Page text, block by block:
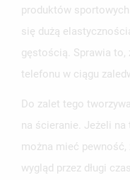
produktów
się dużą
gęstością. Sprawia to,
telefonu w ciągu
Do zalet tego
na ścieranie. Jeżeli
można mieć
wygląd przez długi
MOJE LISTY
UTWÓRZ
NAZWA LISTY ŻYCZEŃ
ZALOGUJ SIĘ
MUSISZ BYĆ
SWOJEJ LIŚCIE